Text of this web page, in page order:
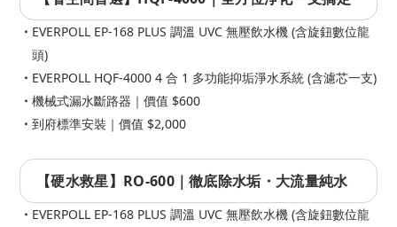
EVERPOLL EP-168 PLUS 調溫 UVC 無壓飲水機 (含旋鈕數位龍
頭)
EVERPOLL HQF-4000 4 合 1 多功能抑垢淨水系統 (含濾芯一支)
機械式漏水斷路器｜價值 $600
到府標準安裝｜價值 $2,000
【硬水救星】RO-600｜徹底除水垢・大流量純水
EVERPOLL EP-168 PLUS 調溫 UVC 無壓飲水機 (含旋鈕數位龍